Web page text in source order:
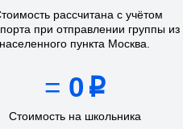
рассчитанас учётом
при отправлении группы из
населенного пункта Москва
= 0 p
Стоимость на школьника